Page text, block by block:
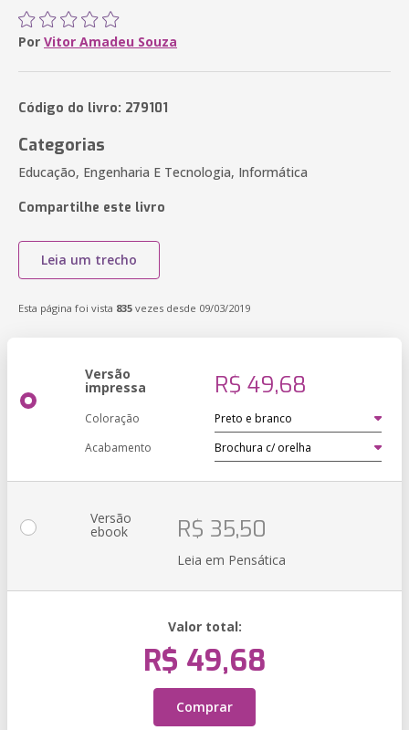
Por Vitor Amadeu Souza
Código do livro: 279101
Categorias
Educação, Engenharia E Tecnologia, Informática
Compartilhe este livro
Leia um trecho
Esta página foi vista 835 vezes desde 09/03/2019
Versão
impressa R$ 49,68
Coloração
Acabamento
Versão
ebook R$ 35,50
Leia em Pensática
Valor total:
R$ 49,68
Comprar